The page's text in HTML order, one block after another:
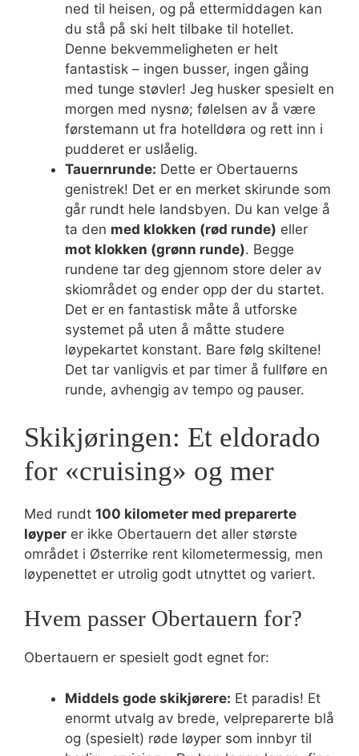
ned til heisen, og på ettermiddagen kan
du stå på ski helt tilbake til hotellet.
Denne bekvemmeligheten er helt
fantastisk – ingen busser, ingen gåing
med tunge støvler! Jeg husker spesielt en
morgen med nysnø; følelsen av å være
førstemann ut fra hotelldøra og rett inn i
pudderet er uslåelig.
Tauernrunde: Dette er Obertauerns
genistrek! Det er en merket skirunde som
går rundt hele landsbyen. Du kan velge å
ta den med klokken (rød runde) eller
mot klokken (grønn runde). Begge
rundene tar deg gjennom store deler av
skiområdet og ender opp der du startet.
Det er en fantastisk måte å utforske
systemet på uten å måtte studere
løypekartet konstant. Bare følg skiltene!
Det tar vanligvis et par timer å fullføre en
runde, avhengig av tempo og pauser.
Skikjøringen: Et eldorado
for «cruising» og mer
Med rundt 100 kilometer med preparerte
løyper er ikke Obertauern det aller største
området i Østerrike rent kilometermessig, men
løypenettet er utrolig godt utnyttet og variert.
Hvem passer Obertauern for?
Obertauern er spesielt godt egnet for:
Middels gode skikjørere: Et paradis! Et
enormt utvalg av brede, velpreparerte blå
og (spesielt) røde løyper som innbyr til